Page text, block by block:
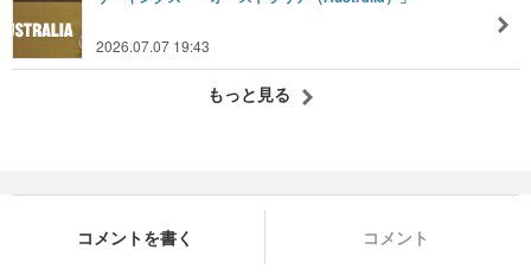
2026.07.07 19:43
もっと見る
コメントを書く コメント